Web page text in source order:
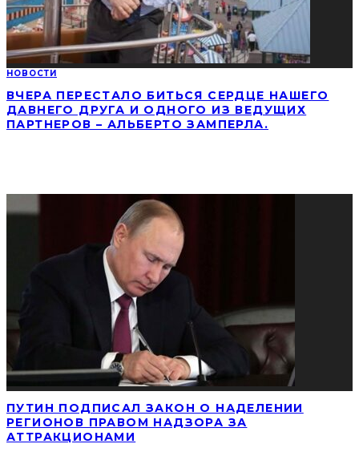
НОВОСТИ
ВЧЕРА ПЕРЕСТАЛО БИТЬСЯ СЕРДЦЕ НАШЕГО
ДАВНЕГО ДРУГА И ОДНОГО ИЗ ВЕДУЩИХ
ПАРТНЕРОВ – АЛЬБЕРТО ЗАМПЕРЛА.
ПУТИН ПОДПИСАЛ ЗАКОН О НАДЕЛЕНИИ
РЕГИОНОВ ПРАВОМ НАДЗОРА ЗА
АТТРАКЦИОНАМИ